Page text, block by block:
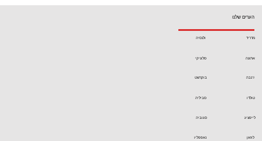
הערים שלנו
סביליה
ולנסיה מדריד
סלוניקי אתונה
טולדו
בוקרשט
נאפפליו
ז'נבה
לוזאן
סגוביה לייפציג